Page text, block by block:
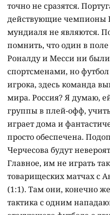
точно не сразятся.
действующие чемпионы
мундиаля не являются.
помнить, что один в
Роналду и Месси ни
спортсменами, но
игрока, здесь команда
мира. Россия? Я думаю,
группы в плей-офф,
играет дома и
просто обеспечена.
Черчесова будут
Главное, им не играть
товарищеских матчах с
(1:1). Там они, конечно
тактика с одним